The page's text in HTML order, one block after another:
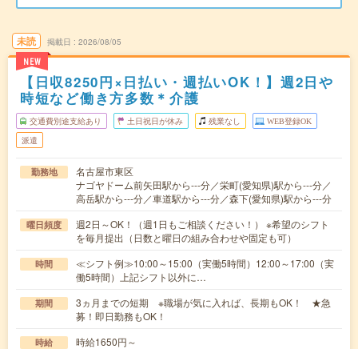
未読
NEW
掲載日 2026/08/05
【日収8250円×日払い・週払いOK！】週2日や
時短など働き方多数＊介護
交通費別途支給あり 土日祝日が休み 残業なし WEB登録OK
派遣
勤務地
名古屋市東区
ナゴヤドーム前矢田駅から---分／栄町(愛知県)駅から---分／
高岳駅から---分／車道駅から---分／森下(愛知県)駅から---分
曜日頻度
週2日～OK！（週1日もご相談ください！） ※希望のシフト
を毎月提出（日数と曜日の組み合わせや固定も可）
時間
≪シフト例≫10:00～15:00（実働5時間）12:00～17:00（実
働5時間）上記シフト以外に…
期間
3ヵ月までの短期 ※職場が気に入れば、長期もOK！ ★急
募！即日勤務もOK！
時給 時給1650円～